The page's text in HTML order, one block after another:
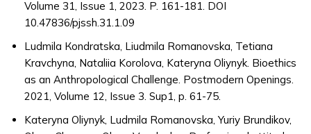
Volume 31, Issue 1, 2023. P. 161-181. DOI
10.47836/pjssh.31.1.09
Ludmila Кondratska, Liudmila Romanovska, Tetiana
Kravchyna, Nataliia Korolova, Kateryna Oliynyk. Bioethics
as an Anthropological Challenge. Postmodern Openings.
2021, Volume 12, Issue 3. Sup1, p. 61-75.
Kateryna Oliynyk, Ludmila Romanovska, Yuriy Brundikov,